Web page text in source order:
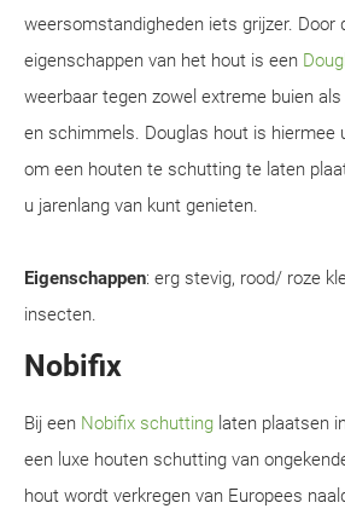
weersomstandigheden iets grijzer. Door
eigenschappen van het hout is een
weerbaar tegen zowel extreme buien
en schimmels. Douglas hout is hiermee
om een houten te schutting te laten
u jarenlang van kunt genieten.
Eigenschappen: erg stevig, rood/ roze
insecten.
Nobifix
Bij een Nobifix schutting laten plaatsen
een luxe houten schutting van
hout wordt verkregen van Europees